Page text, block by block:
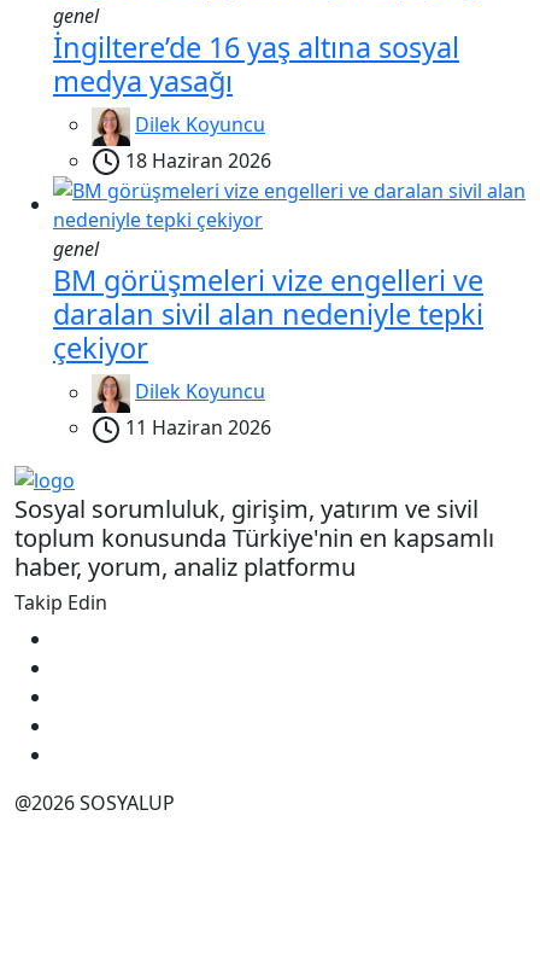
genel
İngiltere’de 16 yaş altına sosyal
medya yasağı
Dilek Koyuncu
18 Haziran 2026
genel
BM görüşmeleri vize engelleri ve
daralan sivil alan nedeniyle tepki
çekiyor
Dilek Koyuncu
11 Haziran 2026
Sosyal sorumluluk, girişim, yatırım ve sivil
toplum konusunda Türkiye'nin en kapsamlı
haber, yorum, analiz platformu
Takip Edin
@2026 SOSYALUP